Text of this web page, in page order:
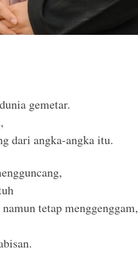
gemetar.
dari angka-angka itu.
tetap menggenggam,